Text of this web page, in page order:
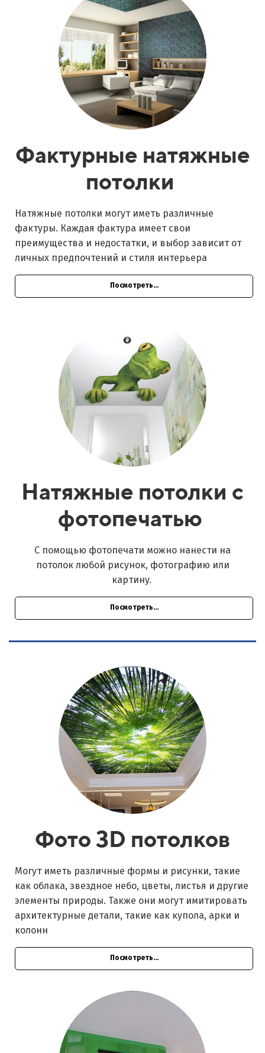
Фактурные натяжные
потолки
Натяжные потолки могут иметь различные
фактуры. Каждая фактура имеет свои
преимущества и недостатки, и выбор зависит от
личных предпочтений и стиля интерьера
Посмотреть...
Натяжные потолки с
фотопечатью
С помощью фотопечати можно нанести на
потолок любой рисунок, фотографию или
картину.
Посмотреть...
Фото 3D потолков
Могут иметь различные формы и рисунки, такие
как облака, звездное небо, цветы, листья и другие
элементы природы. Также они могут имитировать
архитектурные детали, такие как купола, арки и
колонн
Посмотреть...